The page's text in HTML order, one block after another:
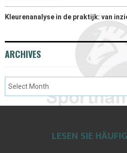
Kleurenanalyse in de praktijk: van
ARCHIVES
LESEN SIE